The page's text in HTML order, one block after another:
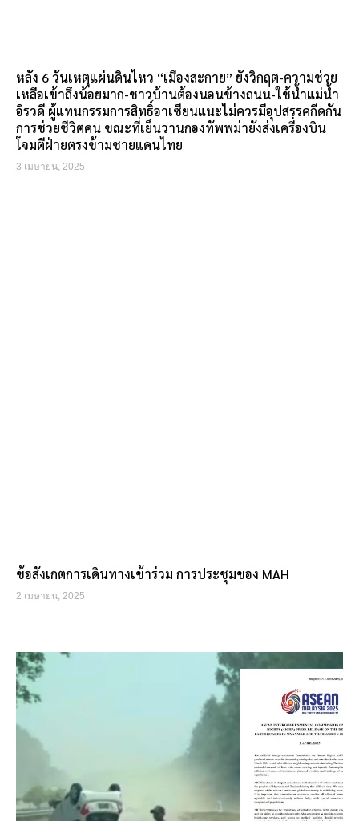
หลัง 6 วันเหตุแผ่นดินไหว “เมืองสะกาย” ยังวิกฤต-ความช่วย
เหลือเข้าถึงน้อยมาก-ชาวบ้านต้องนอนข้างถนน-ใช้น้ำแม่น้ำ
อิรวดี ผู้แทนกรรมการสิทธิ์อาเซียนแนะไม่ควรมีอุปสรรคกีดกัน
การช่วยชีวิตคน ขณะที่เย็นวานกองทัพพม่ายังส่งเครื่องบิน
โจมตีฝ่ายตรงข้ามชายแดนไทย
3 เมษายน, 2025
ข้อสังเกตการเดินทางเข้าร่วม การประชุมของ MAH
2 เมษายน, 2025